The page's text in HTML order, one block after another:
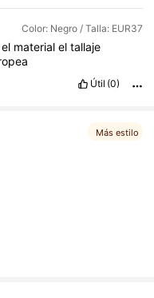
Color: Negro / Talla: EUR37
el material el tallaje
Útil (0)
Más estilo